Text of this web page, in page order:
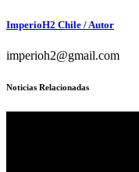
ImperioH2 Chile / Autor
imperioh2@gmail.com
Noticias Relacionadas